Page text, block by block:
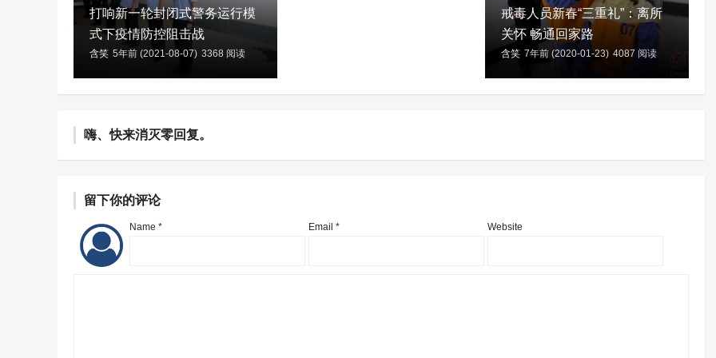
打响新一轮封闭式警务运行模
式下疫情防控阻击战
含笑 5年前 (2021-08-07) 3368 阅读
戒毒人员新春“三重礼”：离所
关怀 畅通回家路
含笑 7年前 (2020-01-23) 4087 阅读
嗨、快来消灭零回复。
留下你的评论
Name * Email * Website